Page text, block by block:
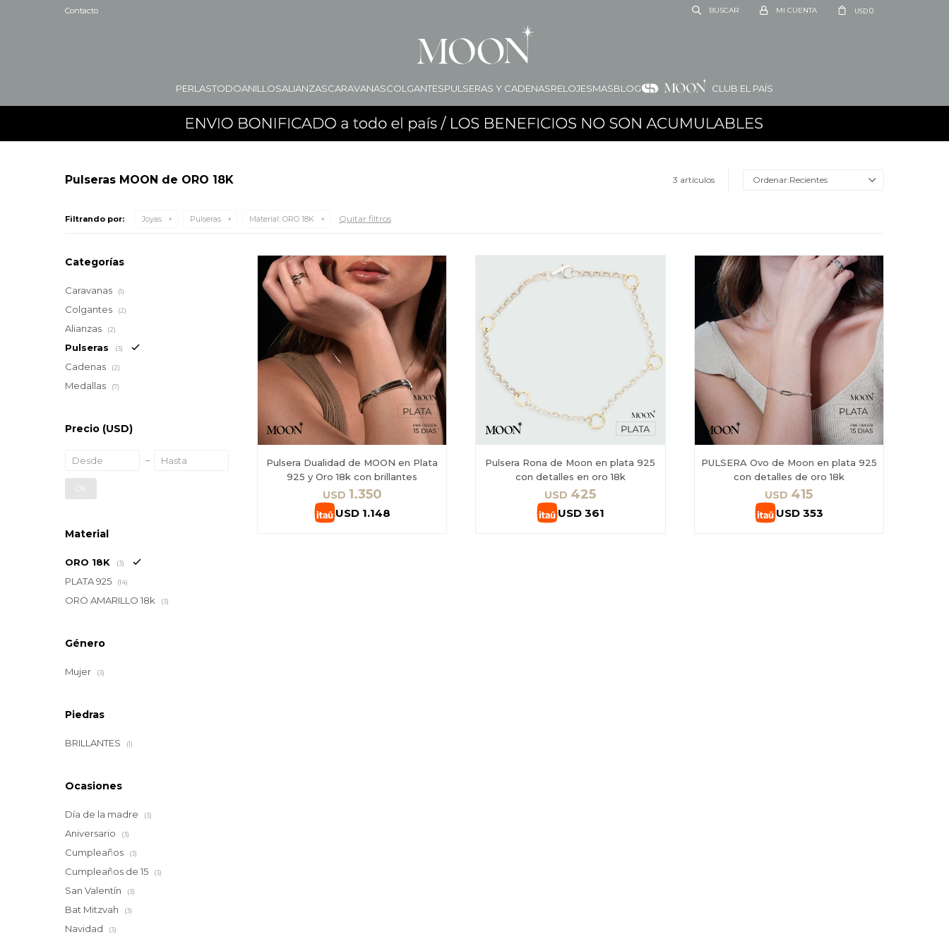
PERLASTODOANILLOSALIANZASCARAVANASCOLGANTESPULSERAS Y CADENASRELOJESMASBLOG CLUB EL PAÍS
USD0
Contacto
Pulseras MOON de ORO 18K 3 artículos Recientes
Filtrando por: Joyas Pulseras Material: ORO 18K Quitar filtros
Pulsera Dualidad de MOON en Plata
925 y Oro 18k con brillantes
USD 1.350
USD 1.148
Pulsera Rona de Moon en plata 925
con detalles en oro 18k
USD 425
USD 361
PULSERA Ovo de Moon en plata 925
con detalles de oro 18k
USD 415
USD 353
Categorías
Caravanas (1)
Colgantes (2)
Alianzas (2)
Pulseras (3)
Cadenas (2)
Medallas (7)
Precio (USD)
OK
Material
ORO 18K (3)
PLATA 925 (14)
ORO AMARILLO 18k (3)
Género
Mujer (3)
Piedras
BRILLANTES (1)
Ocasiones
Día de la madre (3)
Aniversario (3)
Cumpleaños (3)
Cumpleaños de 15 (3)
San Valentín (3)
Bat Mitzvah (3)
Navidad (3)